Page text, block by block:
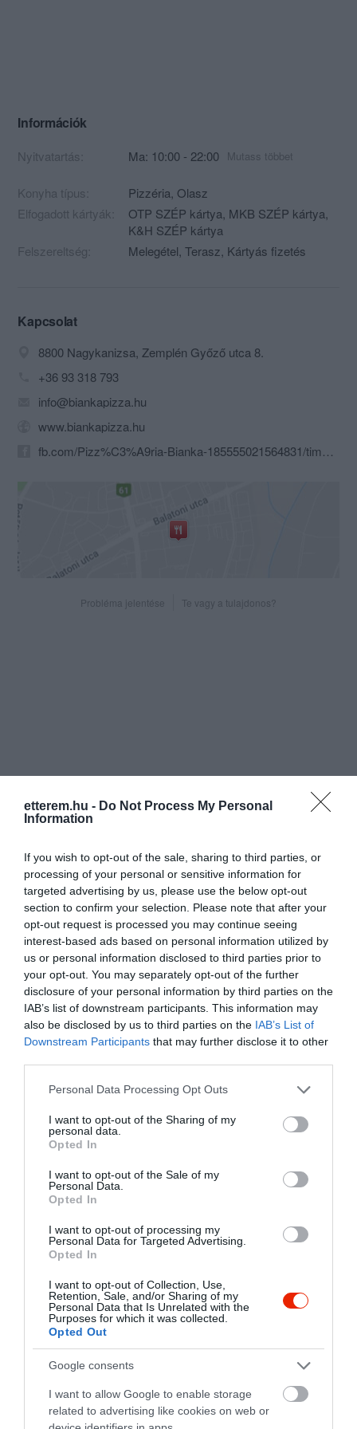
etterem.hu - Do Not Process My Personal
Information
If you wish to opt-out of the sale, sharing to third parties, or
processing of your personal or sensitive information for
targeted advertising by us, please use the below opt-out
section to confirm your selection. Please note that after your
opt-out request is processed you may continue seeing
interest-based ads based on personal information utilized by
us or personal information disclosed to third parties prior to
your opt-out. You may separately opt-out of the further
disclosure of your personal information by third parties on the
IAB’s list of downstream participants. This information may
also be disclosed by us to third parties on the IAB’s List of
Downstream Participants that may further disclose it to other
Please note that this website/app uses one or more Google
not limited to your visit or usage behaviour. You may click to
grant or deny consent to Google and its third-party tags to
use your data for below specified purposes in below Google
consent section.
Personal Data Processing Opt Outs
I want to opt-out of the Sharing of my
personal data.
Opted In
I want to opt-out of the Sale of my
Personal Data.
Opted In
I want to opt-out of processing my
Personal Data for Targeted Advertising.
Opted In
I want to opt-out of Collection, Use,
Retention, Sale, and/or Sharing of my
Personal Data that Is Unrelated with the
Purposes for which it was collected.
Opted Out
Google consents
I want to allow Google to enable storage
related to advertising like cookies on web or
Információk
Nyitvatartás: Ma: 10:00 - 22:00 Mutass többet
Konyha típus: Pizzéria, Olasz
Elfogadott kártyák:
OTP SZÉP kártya, MKB SZÉP kártya,
K&H SZÉP kártya
Felszereltség:
Melegétel, Terasz, Kártyás fizetés
Kapcsolat
8800 Nagykanizsa, Zemplén Győző utca 8.
+36 93 318 793
info@biankapizza.hu
www.biankapizza.hu
fb.com/Pizz%C3%A9ria-Bianka-185555021564831/timeline/?ref=page_internal
Probléma jelentése Te vagy a tulajdonos?
Értékelések Értékeld Te is
4.2
Összesen 5
5 2
4 2
3 1
2 0
Ott György
2020. Október 1.
a pizzák feltétje mit tartalmaz.
A sonkás,szalámis általában
Katalin Mária
Kiszállítást kértem . 2
személyes tálat. Háát.....kevés
volt , a húsok szárazak voltak.
A pizzájuk finom.